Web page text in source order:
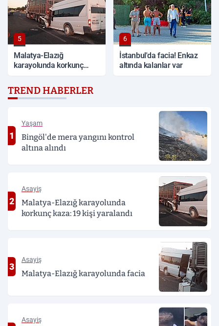
5
Malatya-Elazığ
karayolunda korkunç
6
İstanbul'da facia! Enkaz
altında kalanlar var
TREND HABERLER
1
Yaşam
Bingöl'de mera yangını kontrol
altına alındı
2
Asayiş
Malatya-Elazığ karayolunda
korkunç kaza: 19 kişi yaralandı
3
Asayiş
Malatya-Elazığ karayolunda facia
Asayiş